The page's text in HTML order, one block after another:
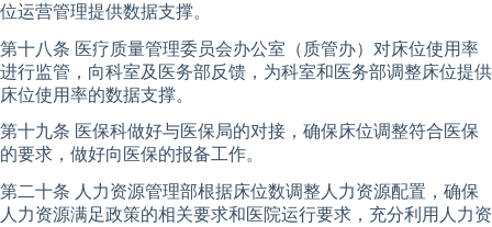
位运营管理提供数据支撑。
第十八条 医疗质量管理委员会办公室（质管办）对床位使用率
进行监管，向科室及医务部反馈，为科室和医务部调整床位提供
床位使用率的数据支撑。
第十九条 医保科做好与医保局的对接，确保床位调整符合医保
的要求，做好向医保的报备工作。
第二十条 人力资源管理部根据床位数调整人力资源配置，确保
人力资源满足政策的相关要求和医院运行要求，充分利用人力资